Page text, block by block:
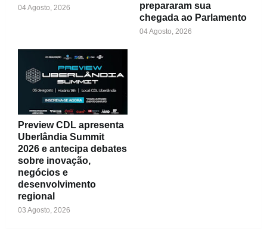
04 Agosto, 2026
prepararam sua
chegada ao Parlamento
04 Agosto, 2026
Preview CDL apresenta
Uberlândia Summit
2026 e antecipa debates
sobre inovação,
negócios e
desenvolvimento
regional
03 Agosto, 2026